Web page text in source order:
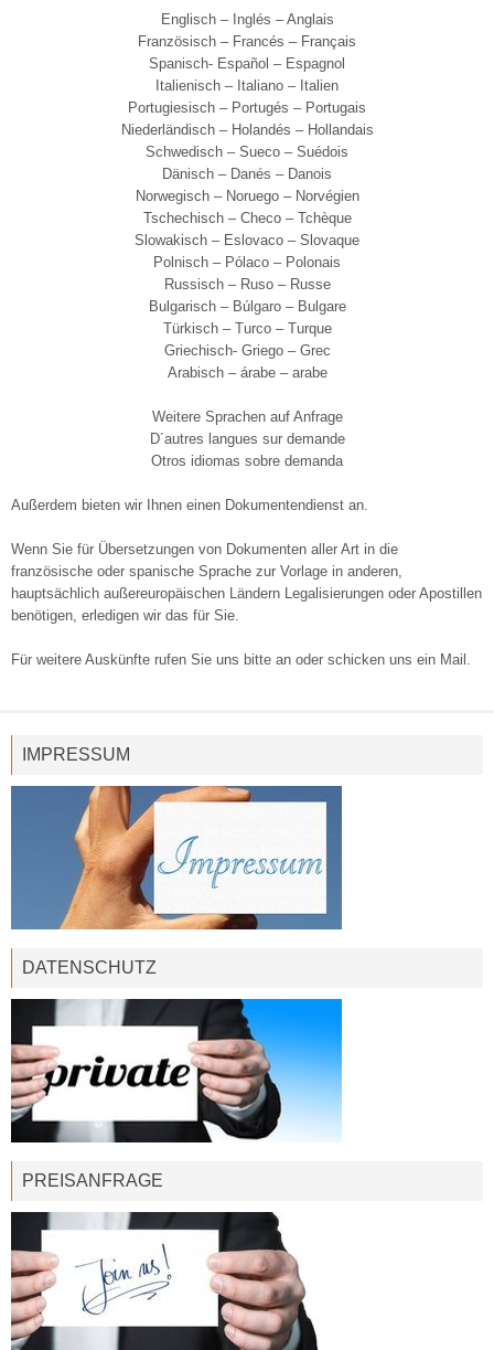
Englisch – Inglés – Anglais
Französisch – Francés – Français
Spanisch- Español – Espagnol
Italienisch – Italiano – Italien
Portugiesisch – Portugés – Portugais
Niederländisch – Holandés – Hollandais
Schwedisch – Sueco – Suédois
Dänisch – Danés – Danois
Norwegisch – Noruego – Norvégien
Tschechisch – Checo – Tchèque
Slowakisch – Eslovaco – Slovaque
Polnisch – Pólaco – Polonais
Russisch – Ruso – Russe
Bulgarisch – Búlgaro – Bulgare
Türkisch – Turco – Turque
Griechisch- Griego – Grec
Arabisch – árabe – arabe
Weitere Sprachen auf Anfrage
D´autres langues sur demande
Otros idiomas sobre demanda
Außerdem bieten wir Ihnen einen Dokumentendienst an.
Wenn Sie für Übersetzungen von Dokumenten aller Art in die
französische oder spanische Sprache zur Vorlage in anderen,
hauptsächlich außereuropäischen Ländern Legalisierungen oder Apostillen
benötigen, erledigen wir das für Sie.
Für weitere Auskünfte rufen Sie uns bitte an oder schicken uns ein Mail.
IMPRESSUM
DATENSCHUTZ
PREISANFRAGE